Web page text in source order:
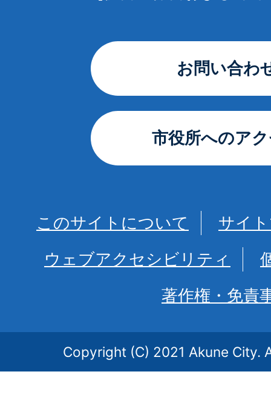
お問い合わ
市役所へのア
このサイトについて
サイ
ウェブアクセシビリティ
著作権・免責
Copyright (C) 2021 Akune City.